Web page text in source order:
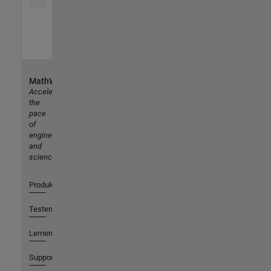
MathWorks
Accelerating
the
pace
of
engineering
and
science
Produkte
Testen oder Kaufen
Lernen
Support